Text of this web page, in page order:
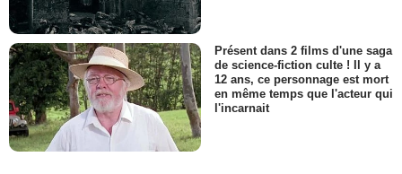
Présent dans 2 films d'une saga
de science-fiction culte ! Il y a
12 ans, ce personnage est mort
en même temps que l'acteur qui
l'incarnait